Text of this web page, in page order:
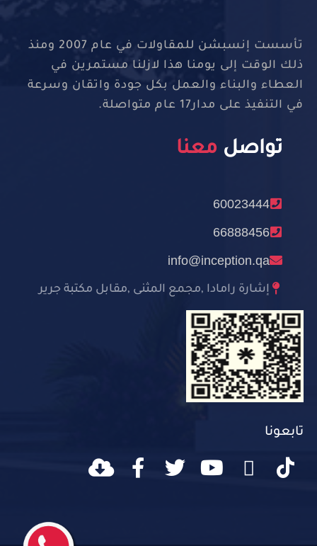
تأسست إنسبشن للمقاولات في عام 2007 ومنذ
ذلك الوقت إلى يومنا هذا لازلنا مستمرين في
العطاء والبناء والعمل بكل جودة واتقان وسرعة
في التنفيذ على مدار17 عام متواصلة.
تواصل معنا
60023444
66888456
info@inception.qa
إشارة رامادا ,مجمع المثنى ,مقابل مكتبة جرير
تابعونا